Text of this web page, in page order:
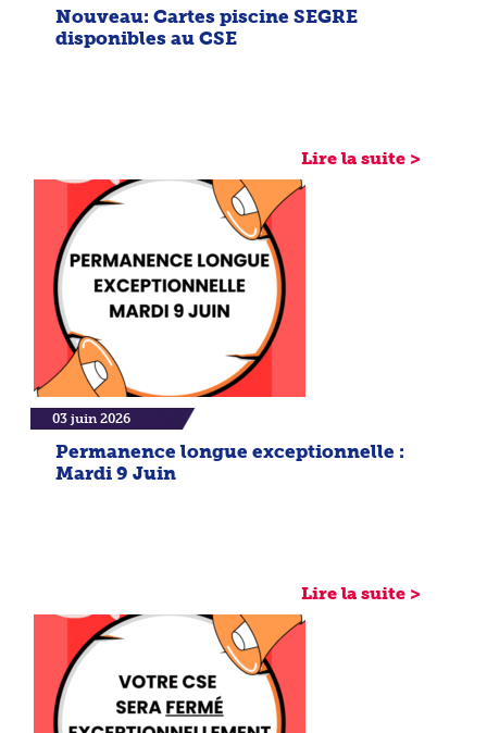
Nouveau: Cartes piscine SEGRE
disponibles au CSE
Lire la suite >
03 juin 2026
Permanence longue exceptionnelle :
Mardi 9 Juin
Lire la suite >